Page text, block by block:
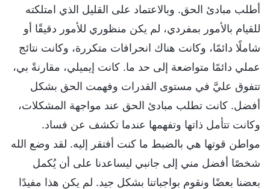
أطلب مبادئ الحق. وبالاعتماد على القليل الذي امتلكته
للقيام بالأمور بمفردي، لم يكن منظوري للأمور دقيقًا أو
شاملًا دائمًا، وكانت هناك انحرافات متكررة، وكانت نتائج
عملي دائمًا متواضعة إلى حد ما. كانت إيميلي، مقارنةً بي،
تتفوق عليَّ في مستوى القدرات وفهمت الحق بشكل
أفضل. كانت تطلب مبادئ الحق عند مواجهة المشكلات،
وكانت تتأمل ذاتها وتفهمها عندما تكشف عن فساد.
مواطن قوتها هي بالضبط ما كنت أفتقر إليه. لقد وضع الله
شخصًا أفضل مني إلى جانبي ليساعدنا على أن يُكمل
بعضنا بعضًا ونقوم بواجباتنا بشكل جيد. لم يكن هذا مفيدًا